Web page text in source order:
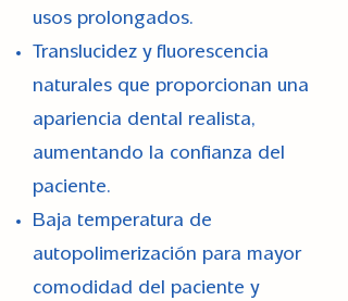
usos prolongados.
Translucidez y fluorescencia
naturales que proporcionan una
apariencia dental realista,
aumentando la confianza del
paciente.
Baja temperatura de
autopolimerización para mayor
comodidad del paciente y